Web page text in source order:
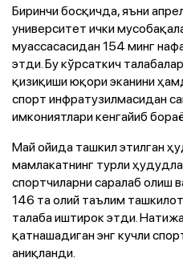
Биринчи босқичда, яъни
университет ички
муассасасидан 154 минг
этди. Бу кўрсаткич
қизиқиши юқори эканини
спорт инфратузилмасидан
имкониятлари кенгайиб
Май ойида ташкил этилган
мамлакатнинг турли
спортчиларни саралаб олиш
146 та олий таълим
талаба иштирок этди.
қатнашадиган энг кучли
аниқланди.